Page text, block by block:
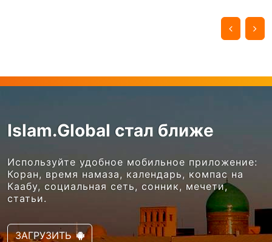
Islam.Global стал ближе
Используйте удобное мобильное приложение:
Коран, время намаза, календарь, компас на
Каабу, социальная сеть, сонник, мечети,
статьи.
ЗАГРУЗИТЬ